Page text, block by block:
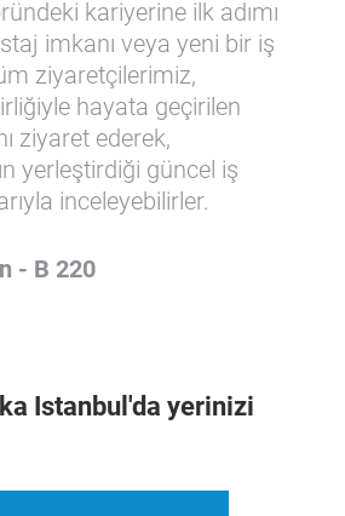
kariyerine ilk adımı
imkanı veya yeni bir iş
ziyaretçilerimiz,
hayata geçirilen
ziyaret ederek,
yerleştirdiği güncel iş
inceleyebilirler.
- B 220
Istanbul'da yerinizi